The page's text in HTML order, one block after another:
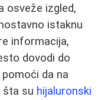
osveže izgled,
istaknu
informacija,
dovodi do
da na
šta su hijaluronski